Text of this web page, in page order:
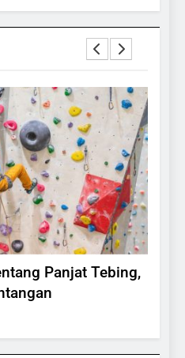
Panjat Tebing,